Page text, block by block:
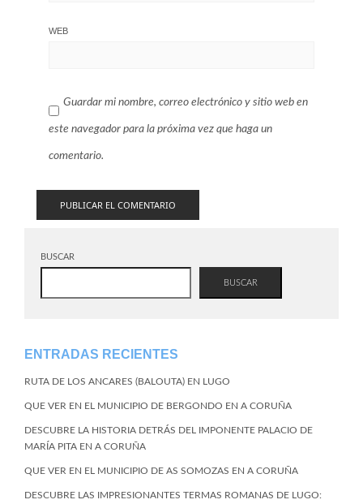
WEB
Guardar mi nombre, correo electrónico y sitio web en
este navegador para la próxima vez que haga un
comentario.
BUSCAR
BUSCAR
ENTRADAS RECIENTES
RUTA DE LOS ANCARES (BALOUTA) EN LUGO
QUE VER EN EL MUNICIPIO DE BERGONDO EN A CORUÑA
DESCUBRE LA HISTORIA DETRÁS DEL IMPONENTE PALACIO DE
MARÍA PITA EN A CORUÑA
QUE VER EN EL MUNICIPIO DE AS SOMOZAS EN A CORUÑA
DESCUBRE LAS IMPRESIONANTES TERMAS ROMANAS DE LUGO: